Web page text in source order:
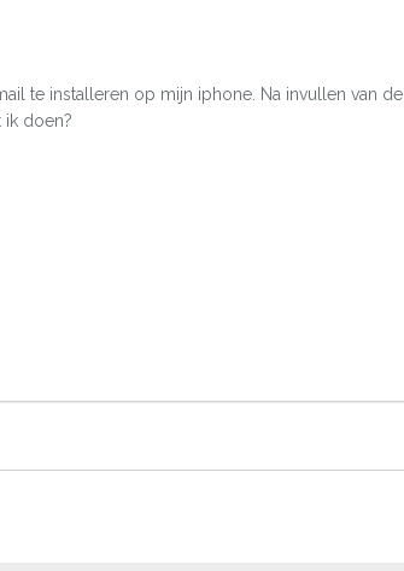
te installeren op mijn iphone. Na invullen van de
ik doen?